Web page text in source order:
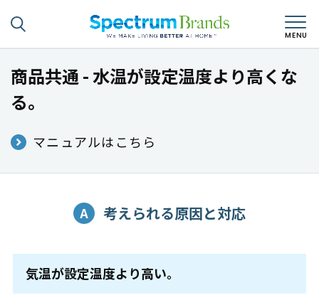
商品共通 - 水温が設定温度より高くな
る。
マニュアルはこちら
考えられる原因と対応
気温が設定温度より高い。